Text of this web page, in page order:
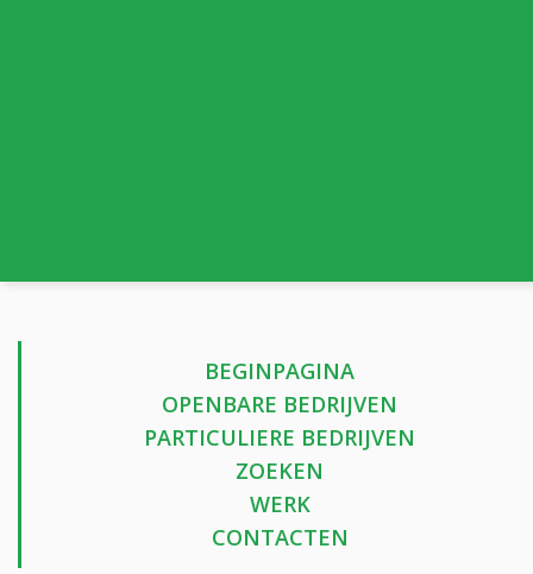
BEGINPAGINA
OPENBARE BEDRIJVEN
PARTICULIERE BEDRIJVEN
ZOEKEN
WERK
CONTACTEN